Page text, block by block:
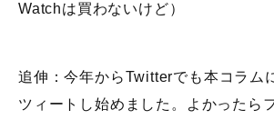
Watchは買わないけど）
追伸：今年からTwitterでも本コラム
ツィートし始めました。よかったら